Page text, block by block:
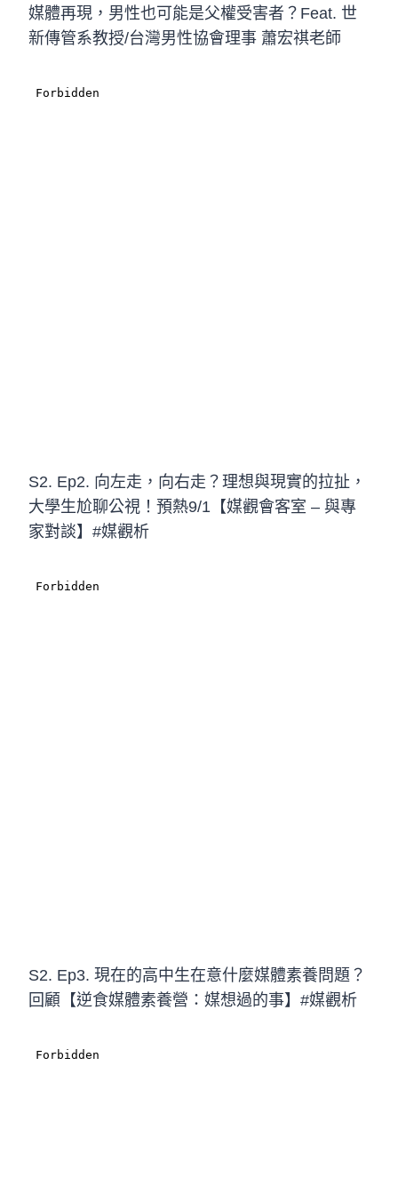
媒體再現，男性也可能是父權受害者？Feat. 世
新傳管系教授/台灣男性協會理事 蕭宏祺老師
S2. Ep2. 向左走，向右走？理想與現實的拉扯，
大學生尬聊公視！預熱9/1【媒觀會客室 – 與專
家對談】#媒觀析
S2. Ep3. 現在的高中生在意什麼媒體素養問題？
回顧【逆食媒體素養營：媒想過的事】#媒觀析